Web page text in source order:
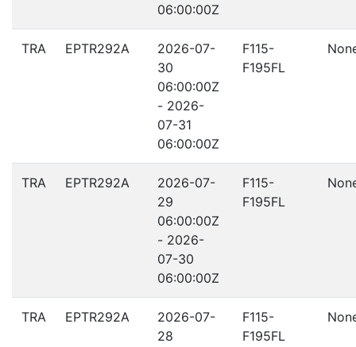
06:00:00Z
TRA EPTR292A
2026-07-
30
06:00:00Z
- 2026-
07-31
06:00:00Z
F115-
F195FL
TRA EPTR292A
2026-07-
29
06:00:00Z
- 2026-
07-30
06:00:00Z
F115-
F195FL
TRA EPTR292A
2026-07-
28
F115-
F195FL